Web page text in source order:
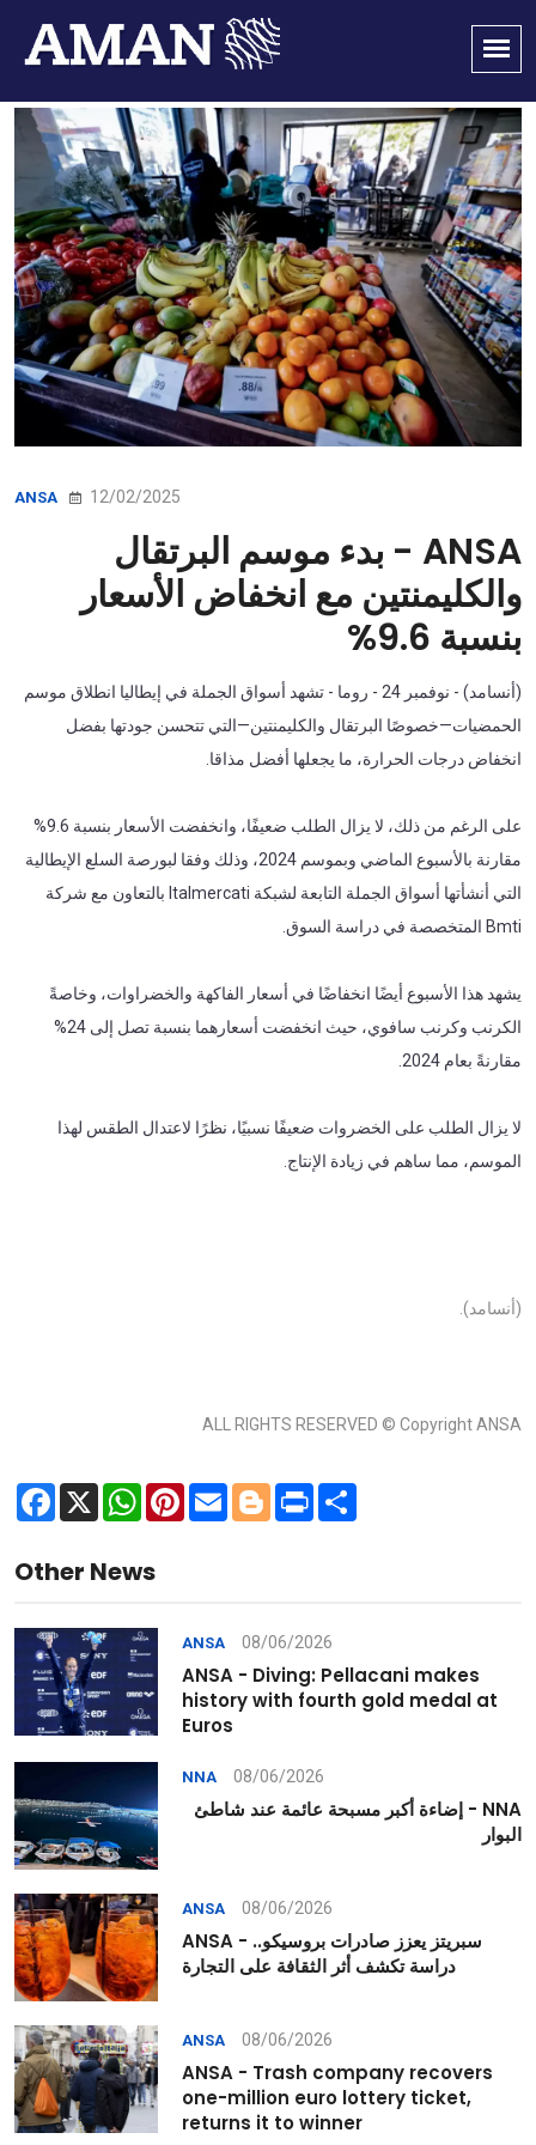
ANSA 12/02/2025
ANSA - بدء موسم البرتقال
والكليمنتين مع انخفاض الأسعار
بنسبة 9.6%
(أنسامد) - نوفمبر 24 - روما - تشهد أسواق الجملة في إيطاليا انطلاق موسم
الحمضيات—خصوصًا البرتقال والكليمنتين—التي تتحسن جودتها بفضل
انخفاض درجات الحرارة، ما يجعلها أفضل مذاقا.
على الرغم من ذلك، لا يزال الطلب ضعيفًا، وانخفضت الأسعار بنسبة 9.6%
مقارنة بالأسبوع الماضي وبموسم 2024، وذلك وفقا لبورصة السلع الإيطالية
التي أنشأتها أسواق الجملة التابعة لشبكة Italmercati بالتعاون مع شركة
Bmti المتخصصة في دراسة السوق.
يشهد هذا الأسبوع أيضًا انخفاضًا في أسعار الفاكهة والخضراوات، وخاصةً
الكرنب وكرنب سافوي، حيث انخفضت أسعارهما بنسبة تصل إلى 24%
مقارنةً بعام 2024.
لا يزال الطلب على الخضروات ضعيفًا نسبيًا، نظرًا لاعتدال الطقس لهذا
الموسم، مما ساهم في زيادة الإنتاج.
(أنسامد).
ALL RIGHTS RESERVED © Copyright ANSA
Facebook
X WhatsApp
Pinterest
Email BloggerPrint
Other News
ANSA 08/06/2026
ANSA - Diving: Pellacani makes
history with fourth gold medal at
Euros
NNA 08/06/2026
NNA - إضاءة أكبر مسبحة عائمة عند شاطئ
البوار
ANSA 08/06/2026
ANSA - سبريتز يعزز صادرات بروسيكو..
دراسة تكشف أثر الثقافة على التجارة
ANSA 08/06/2026
ANSA - Trash company recovers
one-million euro lottery ticket,
returns it to winner